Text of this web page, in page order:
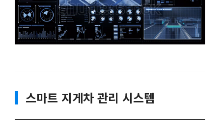
스마트 지게차 관리 시스템